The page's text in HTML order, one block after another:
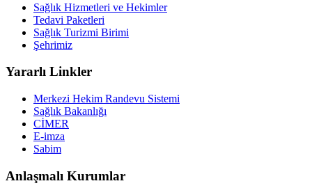
Sağlık Hizmetleri ve Hekimler
Tedavi Paketleri
Sağlık Turizmi Birimi
Şehrimiz
Yararlı Linkler
Merkezi Hekim Randevu Sistemi
Sağlık Bakanlığı
CİMER
E-imza
Sabim
Anlaşmalı Kurumlar